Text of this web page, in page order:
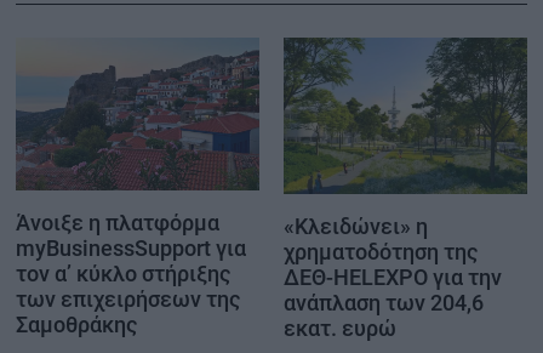
Άνοιξε η πλατφόρμα
myBusinessSupport για
τον α’ κύκλο στήριξης
των επιχειρήσεων της
Σαμοθράκης
«Κλειδώνει» η
χρηματοδότηση της
ΔΕΘ-HELEXPO για την
ανάπλαση των 204,6
εκατ. ευρώ